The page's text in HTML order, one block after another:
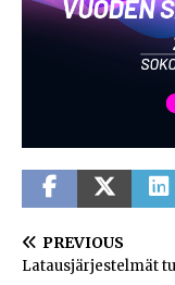
PREVIOUS
Latausjärjestelmät